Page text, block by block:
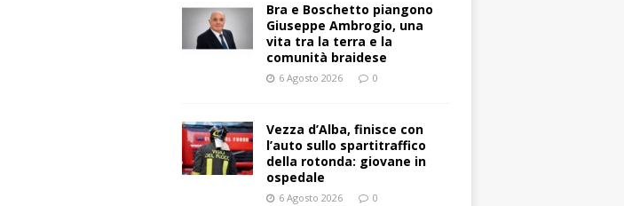
Bra e Boschetto piangono
Giuseppe Ambrogio, una
vita tra la terra e la
comunità braidese
6 Agosto 2026 0
Vezza d’Alba, finisce con
l’auto sullo spartitraffico
della rotonda: giovane in
ospedale
6 Agosto 2026 0